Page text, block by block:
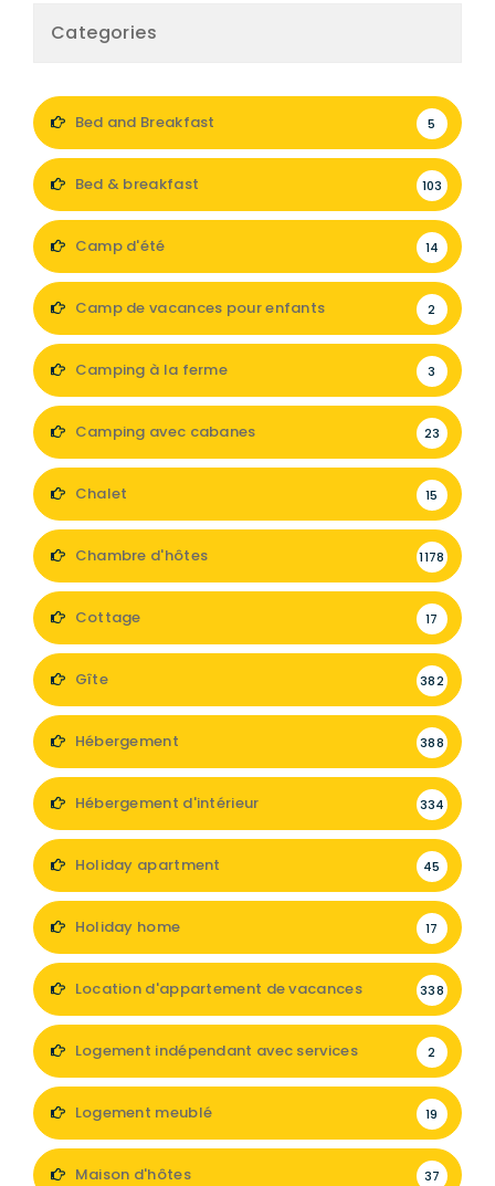
Categories
Bed and Breakfast 5
Bed & breakfast 103
Camp d'été 14
Camp de vacances pour enfants 2
Camping à la ferme 3
Camping avec cabanes 23
Chalet 15
Chambre d'hôtes 1178
Cottage 17
Gîte 382
Hébergement 388
Hébergement d'intérieur 334
Holiday apartment 45
Holiday home 17
Location d'appartement de vacances 338
Logement indépendant avec services 2
Logement meublé 19
Maison d'hôtes 37